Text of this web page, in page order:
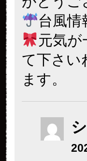
台風情
元気が
て下さい
ます。